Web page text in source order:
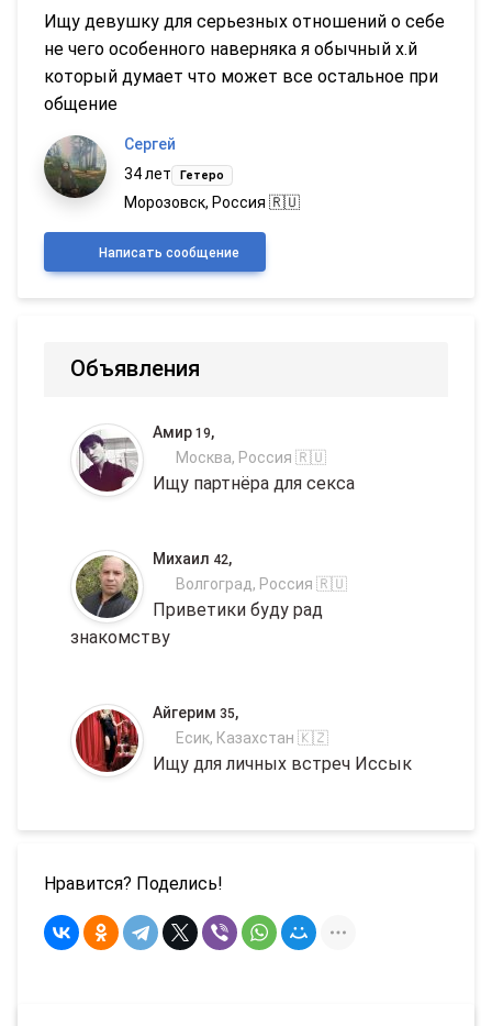
Ищу девушку для серьезных отношений о себе
не чего особенного наверняка я обычный х.й
который думает что может все остальное при
общение
Сергей
34 лет
Гетеро
Морозовск, Россия 🇷🇺
Написать сообщение
Объявления
Амир 19,
Москва, Россия 🇷🇺
Ищу партнёра для секса
Михаил 42,
Волгоград, Россия 🇷🇺
Приветики буду рад
знакомству
Айгерим 35,
Есик, Казахстан 🇰🇿
Ищу для личных встреч Иссык
Нравится? Поделись!